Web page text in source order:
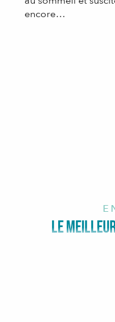
encore…
LE